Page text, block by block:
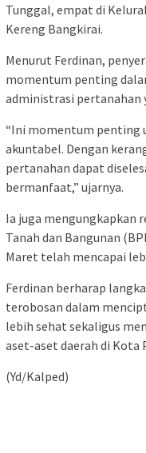
Tunggal, empat di
Kereng Bangkirai.
Menurut Ferdinan,
momentum penting
administrasi pertanahan
“Ini momentum penting
akuntabel. Dengan
pertanahan dapat
bermanfaat,” ujarnya.
Ia juga mengungkapkan
Tanah dan Bangunan
Maret telah mencapai
Ferdinan berharap
terobosan dalam
lebih sehat sekaligus
aset-aset daerah di Kota
(Yd/Kalped)